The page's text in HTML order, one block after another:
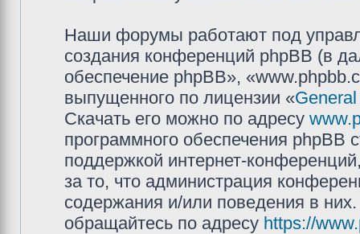
Наши форумы работают под
создания конференций phpBB (в
обеспечение phpBB»,
выпущенного по лицензии «
Скачать его можно по адресу
программного обеспечения phpBB
поддержкой интернет-
за то, что администрация
содержания и/или поведения в
обращайтесь по адресу https://